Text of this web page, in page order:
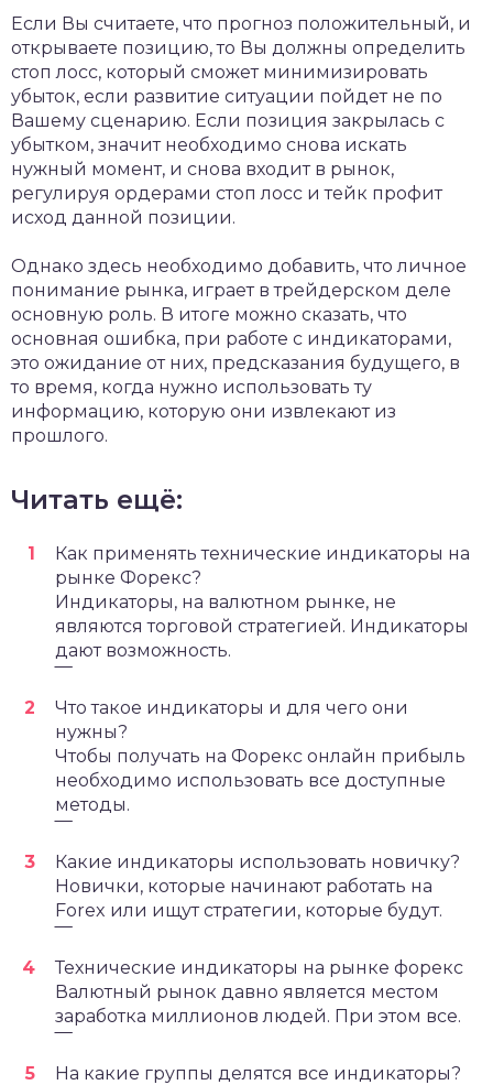
Если Вы считаете, что прогноз положительный, и
открываете позицию, то Вы должны определить
стоп лосс, который сможет минимизировать
убыток, если развитие ситуации пойдет не по
Вашему сценарию. Если позиция закрылась с
убытком, значит необходимо снова искать
нужный момент, и снова входит в рынок,
регулируя ордерами стоп лосс и тейк профит
исход данной позиции.
Однако здесь необходимо добавить, что личное
понимание рынка, играет в трейдерском деле
основную роль. В итоге можно сказать, что
основная ошибка, при работе с индикаторами,
это ожидание от них, предсказания будущего, в
то время, когда нужно использовать ту
информацию, которую они извлекают из
прошлого.
Читать ещё:
Как применять технические индикаторы на
рынке Форекс?
Индикаторы, на валютном рынке, не
являются торговой стратегией. Индикаторы
дают возможность.
‾‾‾
Что такое индикаторы и для чего они
нужны?
Чтобы получать на Форекс онлайн прибыль
необходимо использовать все доступные
методы.
‾‾‾
Какие индикаторы использовать новичку?
Новички, которые начинают работать на
Forex или ищут стратегии, которые будут.
‾‾‾
Технические индикаторы на рынке форекс
Валютный рынок давно является местом
заработка миллионов людей. При этом все.
‾‾‾
На какие группы делятся все индикаторы?